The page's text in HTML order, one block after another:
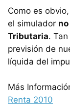
Como es
el simulador
Tributaria.
previsión de
líquida del
Más
Renta 2010